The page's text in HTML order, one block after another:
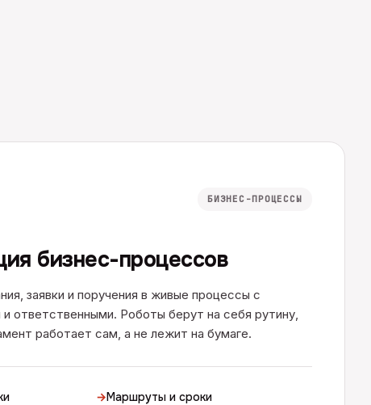
БИЗНЕС-ПРОЦЕССЫ
бизнес-процессов
заявки и поручения в живые процессы с
ответственными. Роботы берут на себя рутину,
работает сам, а не лежит на бумаге.
→Маршруты и сроки